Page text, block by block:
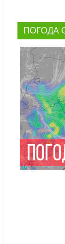
ПОГОДА